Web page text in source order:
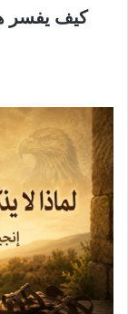
كيف يفسر